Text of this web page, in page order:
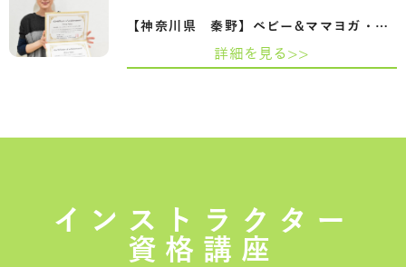
【神奈川県 秦野】ベビー&ママヨガ・ベビ…
詳細を見る>>
インストラクター
資格講座